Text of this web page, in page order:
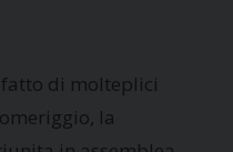
di molteplici
la